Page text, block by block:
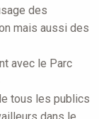
des
mais aussi des
avec le Parc
tous les publics